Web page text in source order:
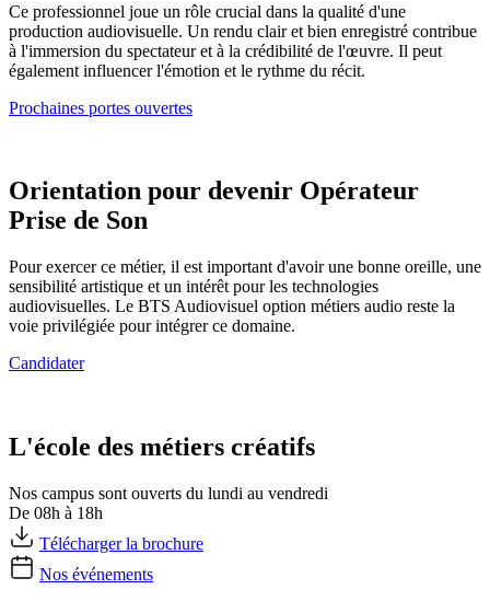
Ce professionnel joue un rôle crucial dans la qualité d'une
production audiovisuelle. Un rendu clair et bien enregistré contribue
à l'immersion du spectateur et à la crédibilité de l'œuvre. Il peut
également influencer l'émotion et le rythme du récit.
Prochaines portes ouvertes
Orientation pour devenir Opérateur
Prise de Son
Pour exercer ce métier, il est important d'avoir une bonne oreille, une
sensibilité artistique et un intérêt pour les technologies
audiovisuelles. Le BTS Audiovisuel option métiers audio reste la
voie privilégiée pour intégrer ce domaine.
Candidater
L'école des métiers créatifs
Nos campus sont ouverts du lundi au vendredi
De 08h à 18h
Télécharger la brochure
Nos événements